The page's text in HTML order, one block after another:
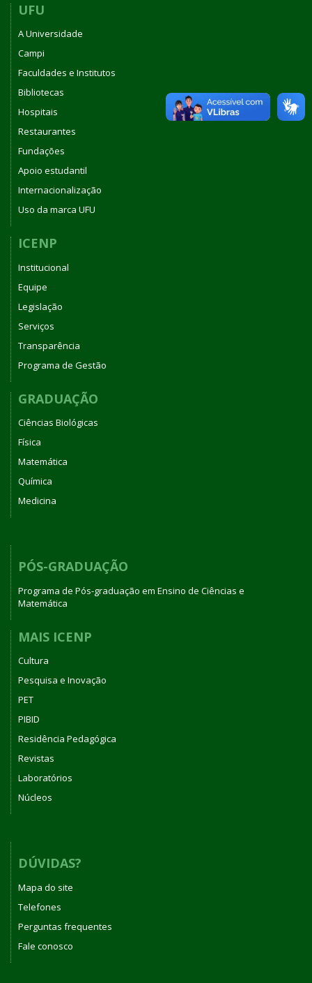
UFU
A Universidade
Campi
Faculdades e Institutos
Bibliotecas
Hospitais
Restaurantes
Fundações
Apoio estudantil
Internacionalização
Uso da marca UFU
ICENP
Institucional
Equipe
Legislação
Serviços
Transparência
Programa de Gestão
GRADUAÇÃO
Ciências Biológicas
Física
Matemática
Química
Medicina
PÓS-GRADUAÇÃO
Programa de Pós-graduação em Ensino de Ciências e
Matemática
MAIS ICENP
Cultura
Pesquisa e Inovação
PET
PIBID
Residência Pedagógica
Revistas
Laboratórios
Núcleos
DÚVIDAS?
Mapa do site
Telefones
Perguntas frequentes
Fale conosco